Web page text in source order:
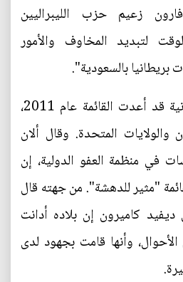
زعيم حزب الليبراليين
لتبديد المخاوف والأمور
بريطانيا بالسعودية".
وكانت الحكومة البريطانية قد أعدت القائمة عام 2011،
المتحدة. وقال ألان
في منظمة العفو الدولية، إن
"مثير للدهشة". من جهته قال
ديفيد كاميرون إن بلاده أدانت
وأنها قامت بجهود لدى